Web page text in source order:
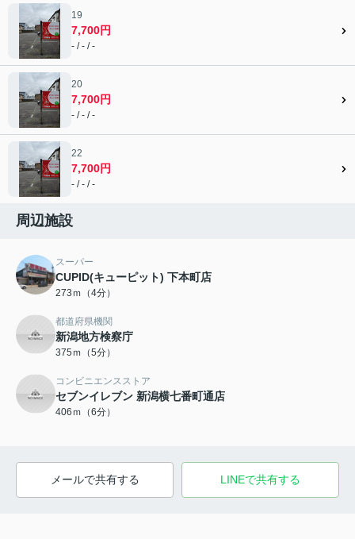
19
7,700円
- / - / -
20
7,700円
- / - / -
22
7,700円
- / - / -
周辺施設
スーパー
CUPID(キューピット) 下本町店
273ｍ（4分）
都道府県機関
新潟地方検察庁
375ｍ（5分）
コンビニエンスストア
セブンイレブン 新潟横七番町通店
406ｍ（6分）
メールで共有する LINEで共有する